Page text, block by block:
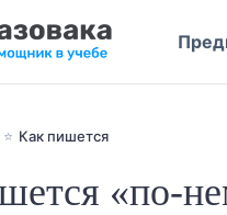
⭐ Как пишется
«по-